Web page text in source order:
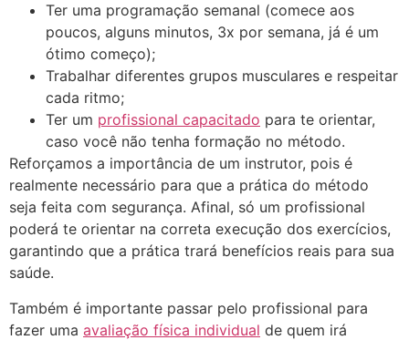
Ter uma programação semanal (comece aos
poucos, alguns minutos, 3x por semana, já é um
ótimo começo);
Trabalhar diferentes grupos musculares e respeitar
cada ritmo;
Ter um profissional capacitado para te orientar,
caso você não tenha formação no método.
Reforçamos a importância de um instrutor, pois é
realmente necessário para que a prática do método
seja feita com segurança. Afinal, só um profissional
poderá te orientar na correta execução dos exercícios,
garantindo que a prática trará benefícios reais para sua
saúde.
Também é importante passar pelo profissional para
fazer uma avaliação física individual de quem irá